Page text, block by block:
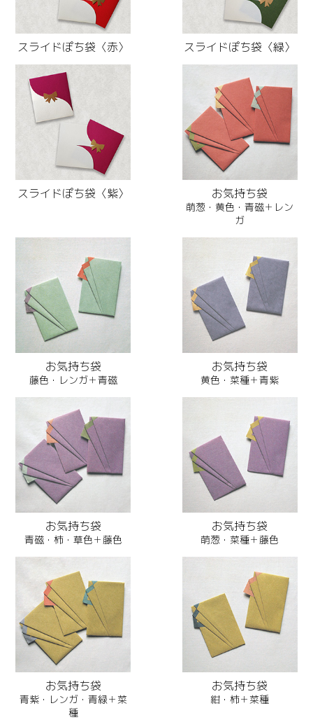
スライドぽち袋〈赤〉 スライドぽち袋〈緑〉
スライドぽち袋〈紫〉 お気持ち袋
萌葱・黄色・青磁＋レン
ガ
お気持ち袋
藤色・レンガ＋青磁
お気持ち袋
黄色・菜種＋青紫
お気持ち袋
青磁・柿・草色＋藤色
お気持ち袋
萌葱・菜種＋藤色
お気持ち袋
青紫・レンガ・青緑＋菜
種
お気持ち袋
紺・柿＋菜種